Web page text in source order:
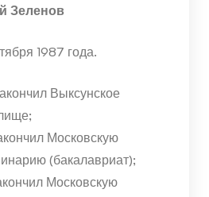
Зеленов
1987 года.
Выксунское
Московскую
(бакалавриат);
Московскую